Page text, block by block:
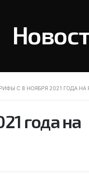
С 8 НОЯБРЯ 2021 ГОДА
года на